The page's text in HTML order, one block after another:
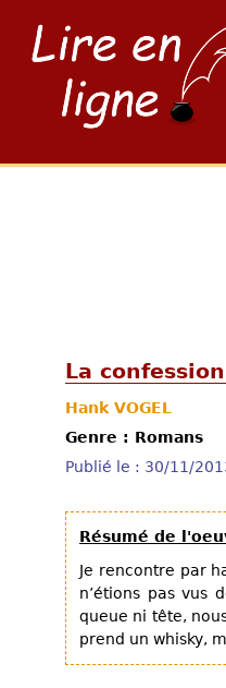
La
Hank VOGEL
Genre : Romans
Publié le : 30/11/
Résumé de
Je rencontre par
n’étions pas vus
queue ni tête,
prend un whisky,